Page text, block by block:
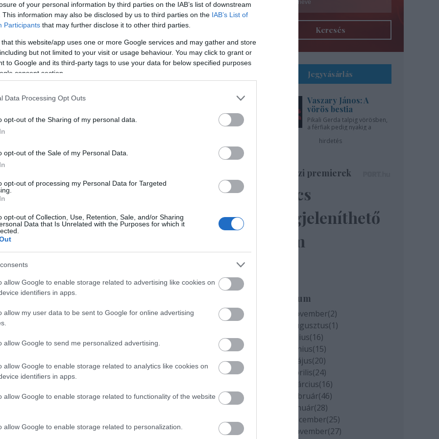
of your personal information by third parties on the IAB’s list of downstream
This information may also be disclosed by us to third parties on the IAB’s List of
Participants that may further disclose it to other third parties.
that this website/app uses one or more Google services and may gather and store
but not limited to your visit or usage behaviour. You may click to grant or
to Google and its third-party tags to use your data for below specified purposes
consent section.
Data Processing Opt Outs
opt-out of the Sharing of my personal data.
opt-out of the Sale of my Personal Data.
opt-out of processing my Personal Data for Targeted
opt-out of Collection, Use, Retention, Sale, and/or Sharing
Data that Is Unrelated with the Purposes for which it
allow Google to enable storage related to advertising like cookies on
identifiers in apps.
allow my user data to be sent to Google for online advertising
allow Google to send me personalized advertising.
allow Google to enable storage related to analytics like cookies on
identifiers in apps.
allow Google to enable storage related to functionality of the website
allow Google to enable storage related to personalization.
Sodró Eliza: "Színészként a katarzist nem
tudjuk garantálni"
„Ilyen rendkívüli és teljesen egyedi helyzettel
még nem kellett szembenéznünk.”
terjedését megakadályozó és érthető kormányzati
Őze Áron: „a színház élő műfaj, amelynek varázsa
A Bartók Kamaraszínház és Művészetek Háza
Magyarországon elsőként előleget fizet jövedelem
bevezetett korlátozások időszaka alatt.
Kovács András Péter: „Mindig átéreztem a
humoristák társadalmi felelősségvállalásának
leghatásosabban szólította meg az embereket a
András Péter karantén slágerével, amely pillanatok
Keresés
Jegyvásárlás
Vaszary János: A
vörös bestia
Pikali Gerda talpig vörösben,
a férfiak pedig nyakig a
hirdetés
Színházi premierek
Nincs
megjeleníthető
elem
Archívum
2020 november(2)
2020 augusztus(1)
2020 július(16)
2020 június(15)
2020 május(20)
2020 április(24)
2020 március(16)
2020 február(46)
2020 január(28)
2019 december(25)
2019 november(27)